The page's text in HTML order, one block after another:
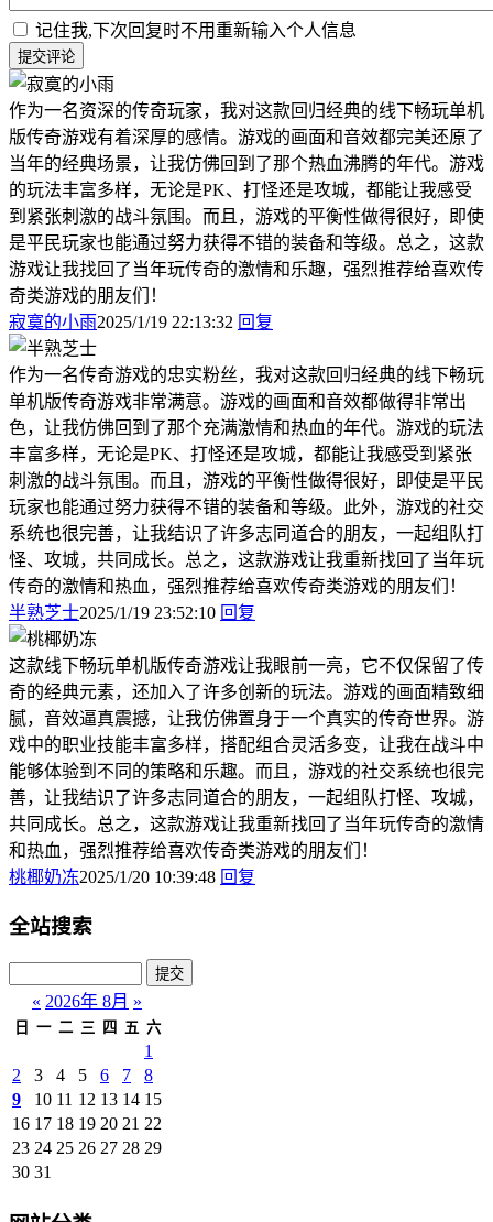
记住我,下次回复时不用重新输入个人信息
提交评论
作为一名资深的传奇玩家，我对这款回归经典的线下畅玩单机
版传奇游戏有着深厚的感情。游戏的画面和音效都完美还原了
当年的经典场景，让我仿佛回到了那个热血沸腾的年代。游戏
的玩法丰富多样，无论是PK、打怪还是攻城，都能让我感受
到紧张刺激的战斗氛围。而且，游戏的平衡性做得很好，即使
是平民玩家也能通过努力获得不错的装备和等级。总之，这款
游戏让我找回了当年玩传奇的激情和乐趣，强烈推荐给喜欢传
奇类游戏的朋友们！
寂寞的小雨2025/1/19 22:13:32 回复
作为一名传奇游戏的忠实粉丝，我对这款回归经典的线下畅玩
单机版传奇游戏非常满意。游戏的画面和音效都做得非常出
色，让我仿佛回到了那个充满激情和热血的年代。游戏的玩法
丰富多样，无论是PK、打怪还是攻城，都能让我感受到紧张
刺激的战斗氛围。而且，游戏的平衡性做得很好，即使是平民
玩家也能通过努力获得不错的装备和等级。此外，游戏的社交
系统也很完善，让我结识了许多志同道合的朋友，一起组队打
怪、攻城，共同成长。总之，这款游戏让我重新找回了当年玩
传奇的激情和热血，强烈推荐给喜欢传奇类游戏的朋友们！
半熟芝士2025/1/19 23:52:10 回复
这款线下畅玩单机版传奇游戏让我眼前一亮，它不仅保留了传
奇的经典元素，还加入了许多创新的玩法。游戏的画面精致细
腻，音效逼真震撼，让我仿佛置身于一个真实的传奇世界。游
戏中的职业技能丰富多样，搭配组合灵活多变，让我在战斗中
能够体验到不同的策略和乐趣。而且，游戏的社交系统也很完
善，让我结识了许多志同道合的朋友，一起组队打怪、攻城，
共同成长。总之，这款游戏让我重新找回了当年玩传奇的激情
和热血，强烈推荐给喜欢传奇类游戏的朋友们！
桃椰奶冻2025/1/20 10:39:48 回复
全站搜索
« 2026年 8月 »
日 一 二 三 四 五 六
1
2
3 4 5 6 7
8
9
10 11 12 13 14 15
16 17 18 19 20 21 22
23 24 25 26 27 28 29
30 31